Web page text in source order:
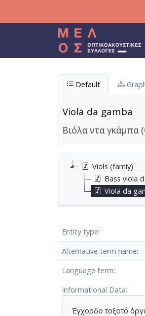
Default
Viola da gamba
Βιόλα ντα γκάμπα
Viols (famiy)
Bass viola
Viola da
Entity type
Alternative term name
Language term
Informational Data
Έγχορδο τοξοτό